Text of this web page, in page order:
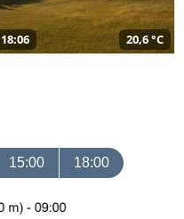
18:06 20,6 °C
15:00 18:00